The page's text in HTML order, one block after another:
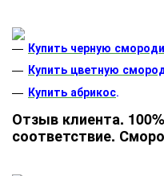
Купить черную
Купить цветную
Купить абрикос.
Отзыв клиента. 100%
соответствие.